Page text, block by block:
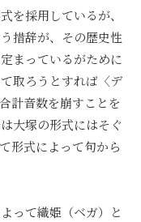
を採用しているが、
措辞が、その歴史性
まっているがために
取ろうとすれば〈デ
計音数を崩すことを
大塚の形式にはそぐ
形式によって句から
って織姫（ベガ）と